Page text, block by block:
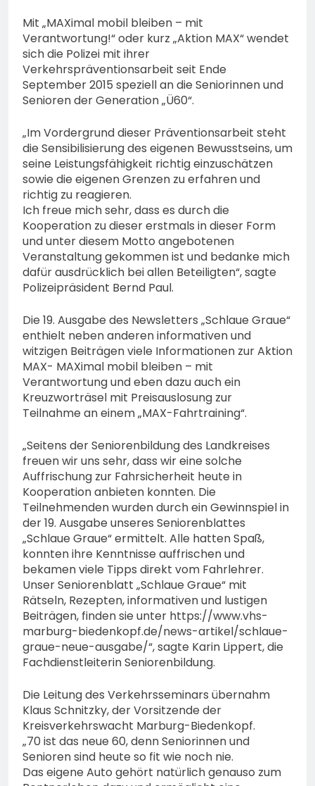
Mit „MAXimal mobil bleiben – mit
Verantwortung!“ oder kurz „Aktion MAX“ wendet
sich die Polizei mit ihrer
Verkehrspräventionsarbeit seit Ende
September 2015 speziell an die Seniorinnen und
Senioren der Generation „Ü60“.
„Im Vordergrund dieser Präventionsarbeit steht
die Sensibilisierung des eigenen Bewusstseins, um
seine Leistungsfähigkeit richtig einzuschätzen
sowie die eigenen Grenzen zu erfahren und
richtig zu reagieren.
Ich freue mich sehr, dass es durch die
Kooperation zu dieser erstmals in dieser Form
und unter diesem Motto angebotenen
Veranstaltung gekommen ist und bedanke mich
dafür ausdrücklich bei allen Beteiligten“, sagte
Polizeipräsident Bernd Paul.
Die 19. Ausgabe des Newsletters „Schlaue Graue“
enthielt neben anderen informativen und
witzigen Beiträgen viele Informationen zur Aktion
MAX- MAXimal mobil bleiben – mit
Verantwortung und eben dazu auch ein
Kreuzworträsel mit Preisauslosung zur
Teilnahme an einem „MAX-Fahrtraining“.
„Seitens der Seniorenbildung des Landkreises
freuen wir uns sehr, dass wir eine solche
Auffrischung zur Fahrsicherheit heute in
Kooperation anbieten konnten. Die
Teilnehmenden wurden durch ein Gewinnspiel in
der 19. Ausgabe unseres Seniorenblattes
„Schlaue Graue“ ermittelt. Alle hatten Spaß,
konnten ihre Kenntnisse auffrischen und
bekamen viele Tipps direkt vom Fahrlehrer.
Unser Seniorenblatt „Schlaue Graue“ mit
Rätseln, Rezepten, informativen und lustigen
Beiträgen, finden sie unter https://www.vhs-
marburg-biedenkopf.de/news-artikel/schlaue-
graue-neue-ausgabe/“, sagte Karin Lippert, die
Fachdienstleiterin Seniorenbildung.
Die Leitung des Verkehrsseminars übernahm
Klaus Schnitzky, der Vorsitzende der
Kreisverkehrswacht Marburg-Biedenkopf.
„70 ist das neue 60, denn Seniorinnen und
Senioren sind heute so fit wie noch nie.
Das eigene Auto gehört natürlich genauso zum